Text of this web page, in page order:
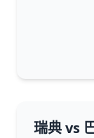
瑞典 vs